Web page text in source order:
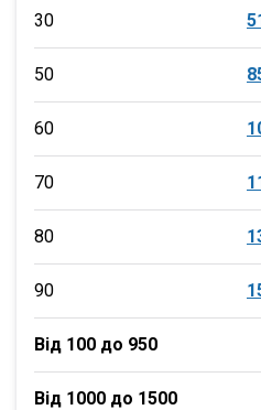
30
50
60
70
80
90
Від 100 до 950
Від 1000 до 1500